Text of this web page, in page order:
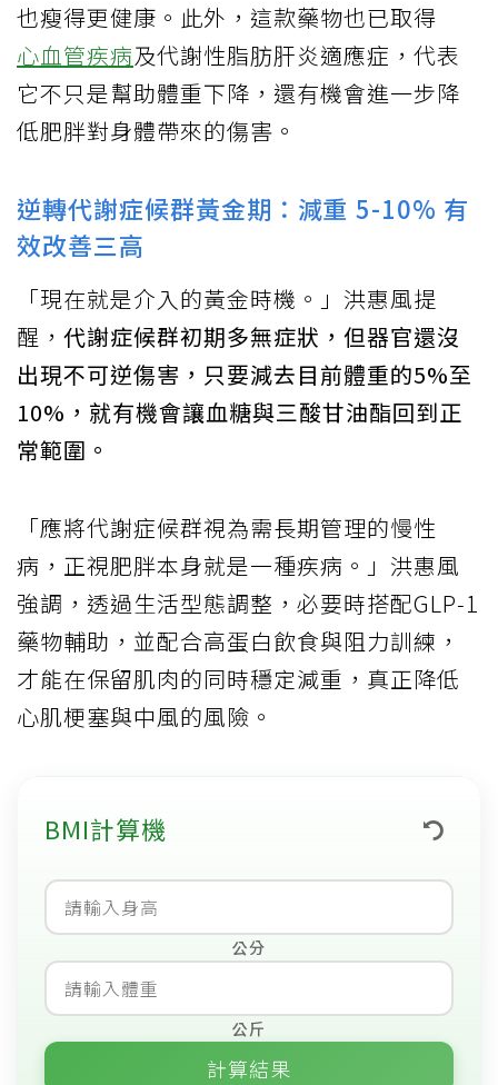
也瘦得更健康。此外，這款藥物也已取得
心血管疾病及代謝性脂肪肝炎適應症，代表
它不只是幫助體重下降，還有機會進一步降
低肥胖對身體帶來的傷害。
逆轉代謝症候群黃金期：減重 5-10% 有
效改善三高
「現在就是介入的黃金時機。」洪惠風提
醒， 代謝症候群初期多無症狀，但器官還沒
出現不可逆傷害，只要減去目前體重的5%至
10%，就有機會讓血糖與三酸甘油酯回到正
常範圍。
「應將代謝症候群視為需長期管理的慢性
病，正視肥胖本身就是一種疾病。」洪惠風
強調，透過生活型態調整，必要時搭配GLP‑1
藥物輔助，並配合高蛋白飲食與阻力訓練，
才能在保留肌肉的同時穩定減重，真正降低
心肌梗塞與中風的風險。
BMI計算機
公分
公斤
計算結果